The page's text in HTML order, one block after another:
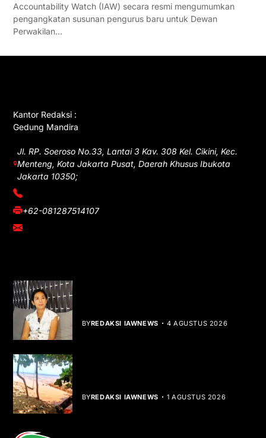
Accountability Watch (IAW) secara resmi mengumumkan
pengangkatan susunan pengurus baru untuk Dewan
Perwakilan…
Kantor Redaksi :
Gedung Mandira
Jl. RP. Soeroso No.33, Lantai 3 Kav. 308 Kel. Cikini, Kec.
Menteng, Kota Jakarta Pusat, Daerah Khusus Ibukota
Jakarta 10350;
(021) 3908026
+62-081287514107
adm@iawnews.com
BYREDAKSI IAWNEWS 4 AGUSTUS 2026
BYREDAKSI IAWNEWS 1 AGUSTUS 2026